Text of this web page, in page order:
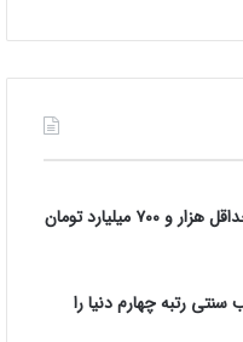
تنوع زیستی کشور به حداقل هزار و ۷۰۰ میلیارد تومان
رتبه چهارم دنیا را